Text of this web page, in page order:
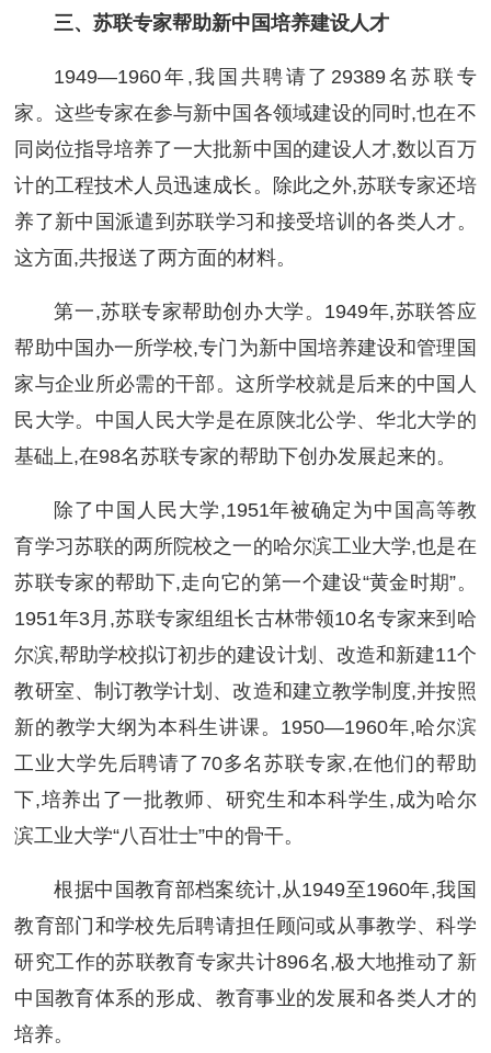
三、苏联专家帮助新中国培养建设人才
1949—1960年,我国共聘请了29389名苏联专
家。这些专家在参与新中国各领域建设的同时,也在不
同岗位指导培养了一大批新中国的建设人才,数以百万
计的工程技术人员迅速成长。除此之外,苏联专家还培
养了新中国派遣到苏联学习和接受培训的各类人才。
这方面,共报送了两方面的材料。
第一,苏联专家帮助创办大学。1949年,苏联答应
帮助中国办一所学校,专门为新中国培养建设和管理国
家与企业所必需的干部。这所学校就是后来的中国人
民大学。中国人民大学是在原陕北公学、华北大学的
基础上,在98名苏联专家的帮助下创办发展起来的。
除了中国人民大学,1951年被确定为中国高等教
育学习苏联的两所院校之一的哈尔滨工业大学,也是在
苏联专家的帮助下,走向它的第一个建设“黄金时期”。
1951年3月,苏联专家组组长古林带领10名专家来到哈
尔滨,帮助学校拟订初步的建设计划、改造和新建11个
教研室、制订教学计划、改造和建立教学制度,并按照
新的教学大纲为本科生讲课。1950—1960年,哈尔滨
工业大学先后聘请了70多名苏联专家,在他们的帮助
下,培养出了一批教师、研究生和本科学生,成为哈尔
滨工业大学“八百壮士”中的骨干。
根据中国教育部档案统计,从1949至1960年,我国
教育部门和学校先后聘请担任顾问或从事教学、科学
研究工作的苏联教育专家共计896名,极大地推动了新
中国教育体系的形成、教育事业的发展和各类人才的
培养。